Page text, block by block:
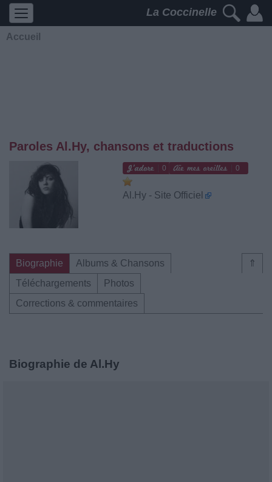
La Coccinelle
Accueil
Paroles Al.Hy, chansons et traductions
0 0
Al.Hy - Site Officiel
⇑
Biographie
Albums & Chansons
Téléchargements
Photos
Corrections & commentaires
Biographie de Al.Hy